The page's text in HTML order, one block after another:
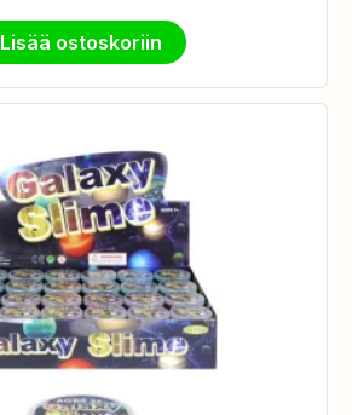
Lisää ostoskoriin